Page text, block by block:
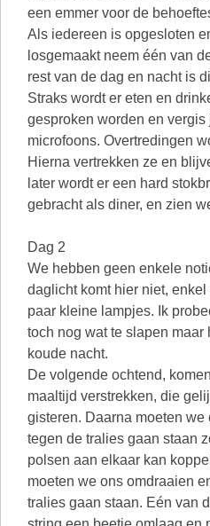
een emmer voor de
Als iedereen is opgesloten
losgemaakt neem één van
rest van de dag en nacht is
Straks wordt er eten en
gesproken worden en
microfoons. Overtredingen
Hierna vertrekken ze en
later wordt er een hard
gebracht als diner, en zien
Dag 2
We hebben geen enkele
daglicht komt hier niet,
paar kleine lampjes. Ik
toch nog wat te slapen maar
koude nacht.
De volgende ochtend,
maaltijd verstrekken, die
gisteren. Daarna moeten we
tegen de tralies gaan staan
polsen aan elkaar kan
moeten we ons omdraaien
tralies gaan staan. Eén van